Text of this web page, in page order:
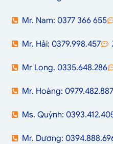
Mr. Nam: 0377 366 655
Mr. Hải: 0379.998.457
Mr Long. 0335.648.286
Mr. Hoàng: 0979.482.887
Ms. Quỳnh:
Mr. Dương: